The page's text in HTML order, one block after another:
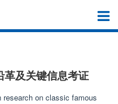
革及关键信息考证
on classic famous